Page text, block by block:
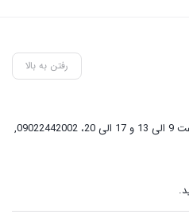
رفتن به بالا
,